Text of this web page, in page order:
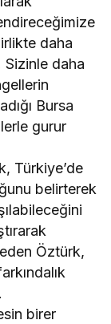
daha
Sizinle daha
Bursa
gurur
Türkiye’de
belirterek
Öztürk,
birer